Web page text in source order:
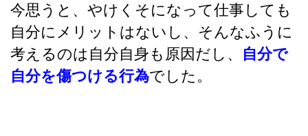
今思うと、やけくそになって仕事しても
自分にメリットはないし、そんなふうに
考えるのは自分自身も原因だし、
自分で
自分を傷つける行為でした。